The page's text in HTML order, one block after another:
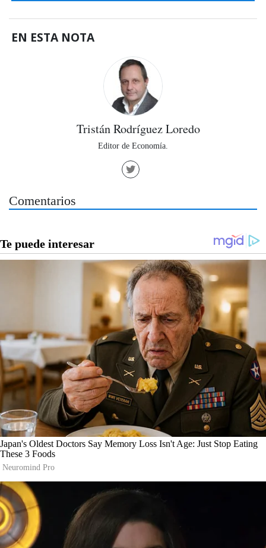
EN ESTA NOTA
Tristán Rodríguez Loredo
Editor de Economía.
Comentarios